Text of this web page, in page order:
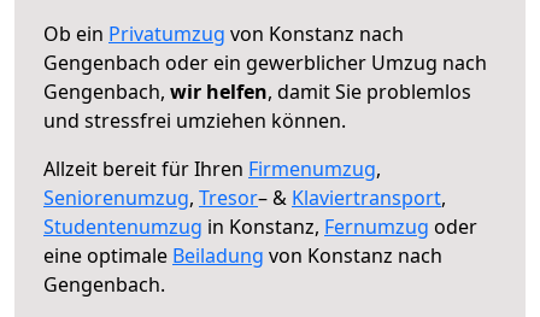
Ob ein Privatumzug von Konstanz nach
Gengenbach oder ein gewerblicher Umzug nach
Gengenbach, wir helfen, damit Sie problemlos
und stressfrei umziehen können.
Allzeit bereit für Ihren Firmenumzug,
Seniorenumzug, Tresor– & Klaviertransport,
Studentenumzug in Konstanz, Fernumzug oder
eine optimale Beiladung von Konstanz nach
Gengenbach.